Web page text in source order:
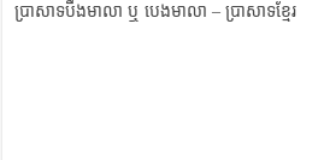
ប្រាសាទបឹងមាលា ឬ បេងមាលា – ប្រាសាទខ្មែរ